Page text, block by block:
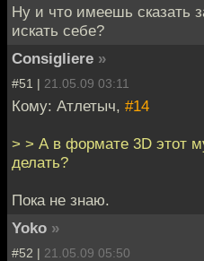
Ну и что имеешь сказать
искать себе?
Consigliere »
#51 | 21.05.09 03:11
Кому: Атлетыч, #14
> > А в формате 3D этот
делать?
Пока не знаю.
Yoko »
#52 | 21.05.09 05:50